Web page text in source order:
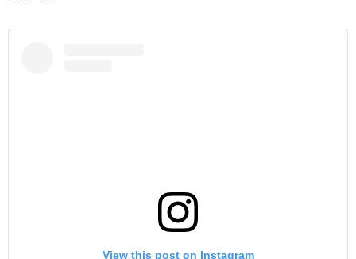
View this post on Instagram